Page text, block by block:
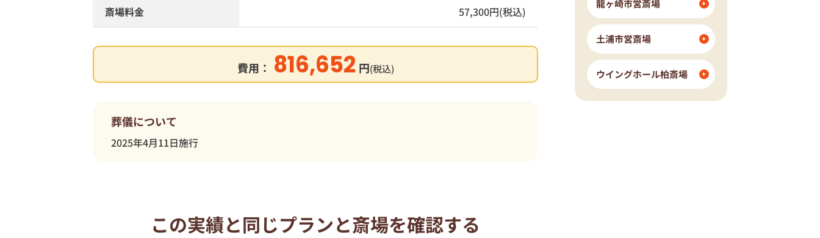
斎場料金 57,300円(税込)
費用： 816,652 円(税込)
葬儀について
2025年4月11日施行
この実績と同じプランと斎場を確認する
龍ヶ崎市営斎場
土浦市営斎場
ウイングホール柏斎場